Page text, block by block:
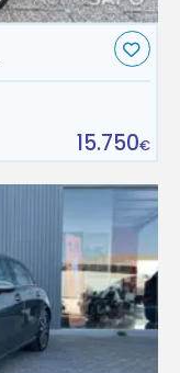
15.750€